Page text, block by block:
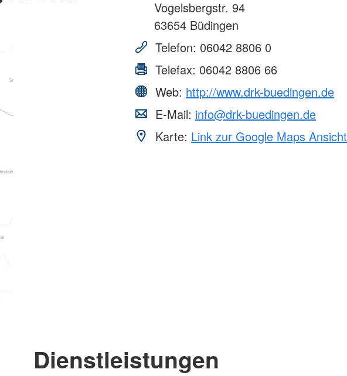
Vogelsbergstr. 94
63654 Büdingen
Telefon: 06042 8806 0
Telefax: 06042 8806 66
Web: http://www.drk-buedingen.de
E-Mail: info@drk-buedingen.de
Karte: Link zur Google Maps Ansicht
Dienstleistungen